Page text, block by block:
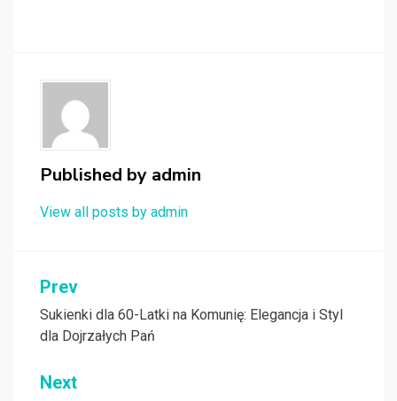
Published by admin
View all posts by admin
Nawigacja
wpisu
Prev
Sukienki dla 60-Latki na Komunię: Elegancja i Styl
dla Dojrzałych Pań
Next